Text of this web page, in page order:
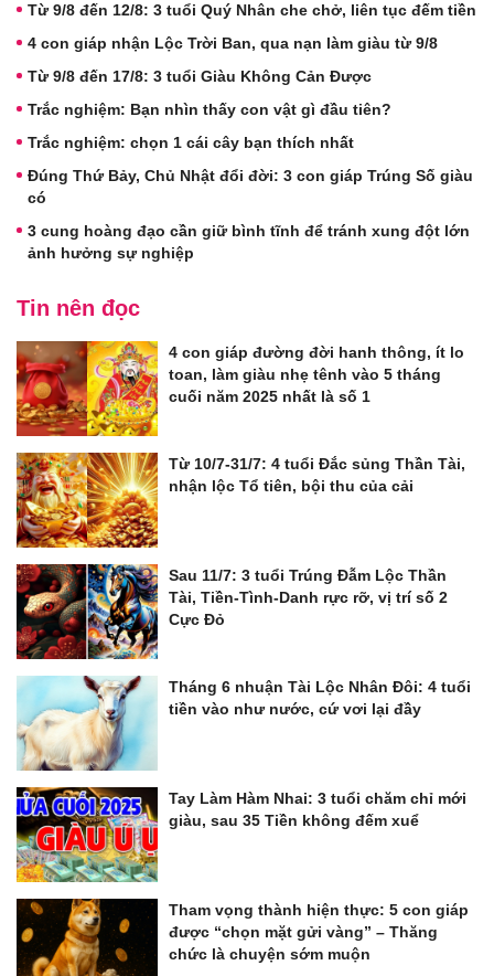
Từ 9/8 đến 12/8: 3 tuổi Quý Nhân che chở, liên tục đếm tiền
4 con giáp nhận Lộc Trời Ban, qua nạn làm giàu từ 9/8
Từ 9/8 đến 17/8: 3 tuổi Giàu Không Cản Được
Trắc nghiệm: Bạn nhìn thấy con vật gì đầu tiên?
Trắc nghiệm: chọn 1 cái cây bạn thích nhất
Đúng Thứ Bảy, Chủ Nhật đổi đời: 3 con giáp Trúng Số giàu
có
3 cung hoàng đạo cần giữ bình tĩnh để tránh xung đột lớn
ảnh hưởng sự nghiệp
Tin nên đọc
4 con giáp đường đời hanh thông, ít lo
toan, làm giàu nhẹ tênh vào 5 tháng
cuối năm 2025 nhất là số 1
Từ 10/7-31/7: 4 tuổi Đắc sủng Thần Tài,
nhận lộc Tổ tiên, bội thu của cải
Sau 11/7: 3 tuổi Trúng Đẫm Lộc Thần
Tài, Tiền-Tình-Danh rực rỡ, vị trí số 2
Cực Đỏ
Tháng 6 nhuận Tài Lộc Nhân Đôi: 4 tuổi
tiền vào như nước, cứ vơi lại đầy
Tay Làm Hàm Nhai: 3 tuổi chăm chỉ mới
giàu, sau 35 Tiền không đếm xuể
Tham vọng thành hiện thực: 5 con giáp
được “chọn mặt gửi vàng” – Thăng
chức là chuyện sớm muộn